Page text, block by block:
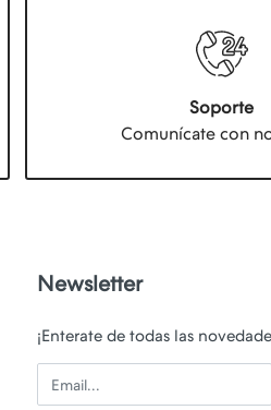
Soporte
Comunícate con
Newsletter
¡Enterate de todas las
Email